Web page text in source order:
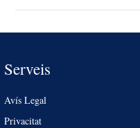
Serveis
Avís Legal
Privacitat